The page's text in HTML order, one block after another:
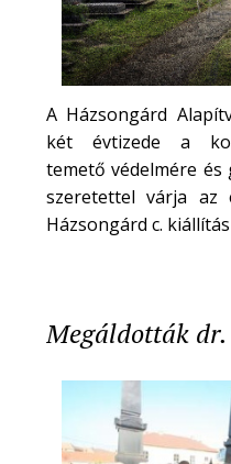
A Házsongárd
két évtizede a
temető védelmére
szeretettel várja az
Házsongárd c.
Megáldották